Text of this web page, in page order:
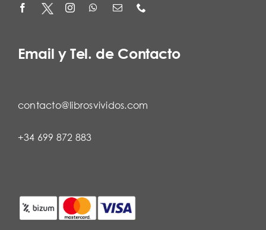
Email y Tel. de Contacto
contacto@librosvividos.com
+34 699 872 883